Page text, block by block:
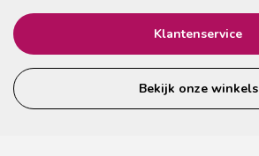
Klantenservice
Bekijk onze winkels